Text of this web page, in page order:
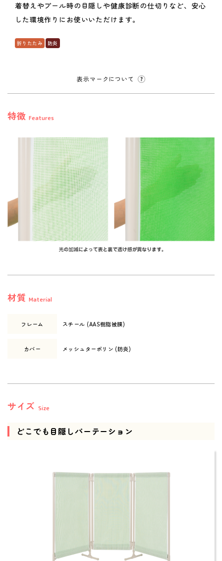
着替えやプール時の目隠しや健康診断の仕切りなど、安心
した環境作りにお使いいただけます。
折りたたみ 防炎
表示マークについて
特徴 Features
材質 Material
フレーム スチール (AAS樹脂被膜)
カバー メッシュターポリン (防炎)
サイズ Size
どこでも目隠しパーテーション